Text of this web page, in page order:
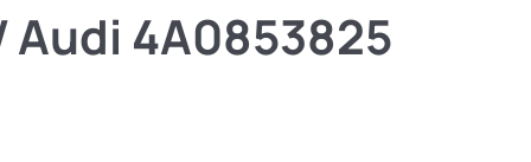
Audi 4A0853825